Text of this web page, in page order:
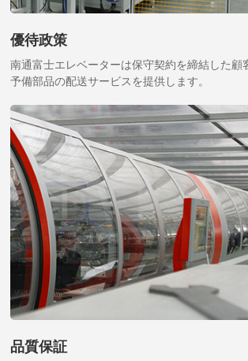
優待政策
南通富士エレベーターは保守契約を締結した顧
予備部品の配送サービスを提供します。
品質保証